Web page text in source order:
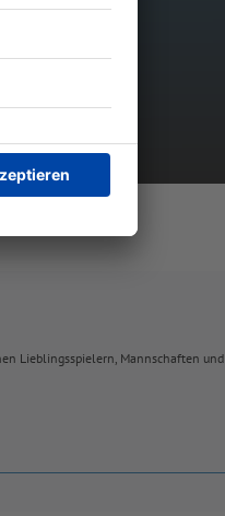
Lieblingsspielern, Mannschaften und